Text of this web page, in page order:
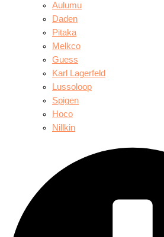
Aulumu
Daden
Pitaka
Melkco
Guess
Karl Lagerfeld
Lussoloop
Spigen
Hoco
Nillkin